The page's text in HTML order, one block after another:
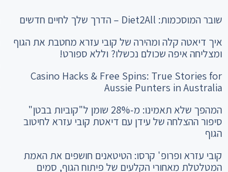
שובר המוסכמות: Diet2All – הדרך שלך לחיים חדשים
איך דיאטה קלה ומהירה של קובי עזרא מחטבת את הגוף
ומצליחה איפה שכולם נכשלו? וללא ספורט!
Casino Hacks & Free Spins: True Stories for
Aussie Punters in Australia
המהפך שלא תאמינו: מ-28% שומן ל"קוביות בבטן"
סיפור ההצלחה של עידן עם דיאטת קובי עזרא לחיטוב
הגוף
קובי עזרא ופרופ' קרסו: הטיטאנים חושפים את האמת
המטלטלת מאחורי הקלעים של פיתוח הגוף, סמים